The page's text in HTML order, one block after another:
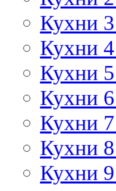
Кухни
Кухни
Кухни
Кухни
Кухни
Кухни
Кухни